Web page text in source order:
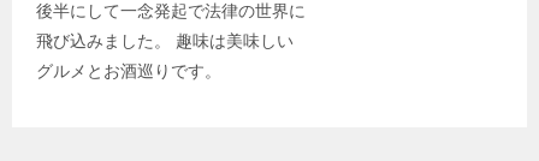
後半にして一念発起で法律の世界に
飛び込みました。 趣味は美味しい
グルメとお酒巡りです。